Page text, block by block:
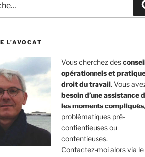
L’AVOCAT
Vous cherchez des
opérationnels et
droit du travail. Vous
besoin d’une assistance
les moments compliqués
problématiques pré-
contientieuses ou
contentieuses.
Contactez-moi alors via le